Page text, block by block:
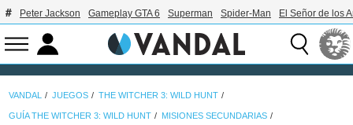
Peter Jackson Gameplay GTA 6 Superman Spider-Man El Señor de los
VANDAL JUEGOS THE WITCHER 3: WILD HUNT
GUÍA THE WITCHER 3: WILD HUNT MISIONES SECUNDARIAS